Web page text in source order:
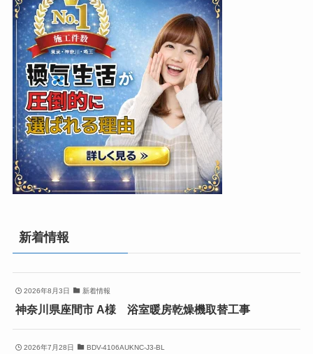
新着情報
2026年8月3日 新着情報
神奈川県座間市 A様 浴室暖房乾燥機取替工事
2026年7月28日 BDV-4106AUKNC-J3-BL